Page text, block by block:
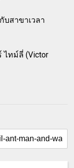
บสาขาเวลา
ไทม์ลี่ (Victor